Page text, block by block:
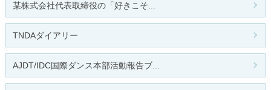
某株式会社代表取締役の「好きこそ...
TNDAダイアリー
AJDT/IDC国際ダンス本部活動報告ブ...